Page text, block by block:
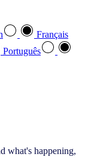
Français
Português
what's happening,